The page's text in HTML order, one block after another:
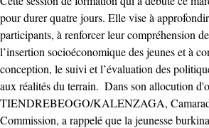
pour durer quatre jours. Elle vise à
participants, à renforcer leur compréhension
l’insertion socioéconomique des jeunes et à
conception, le suivi et l’évaluation des
aux réalités du terrain. ‎ ‎Dans son allocution
TIENDREBEOGO/KALENZAGA,
Commission, a rappelé que la jeunesse